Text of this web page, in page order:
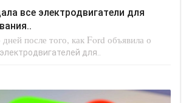
дней после того, как Ford объявила о
для..